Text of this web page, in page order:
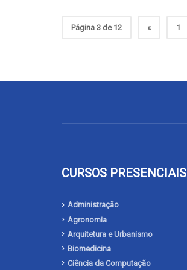
Página 3 de 12 « 1
CURSOS PRESENCIAIS
Administração
Agronomia
Arquitetura e Urbanismo
Biomedicina
Ciência da Computação